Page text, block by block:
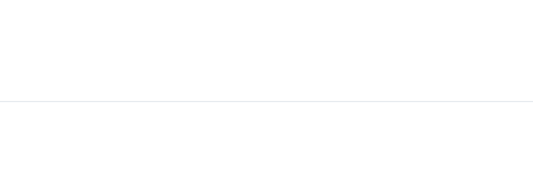
(с добавлением токоферолов), протеин
на сайте является справочной. Вся информация о